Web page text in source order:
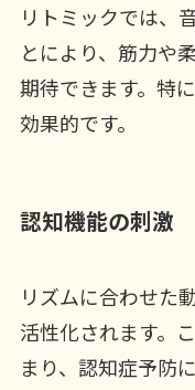
リトミックでは、
とにより、筋力や
期待できます。特
効果的です。
認知機能の刺激
リズムに合わせた
活性化されます。
まり、認知症予防